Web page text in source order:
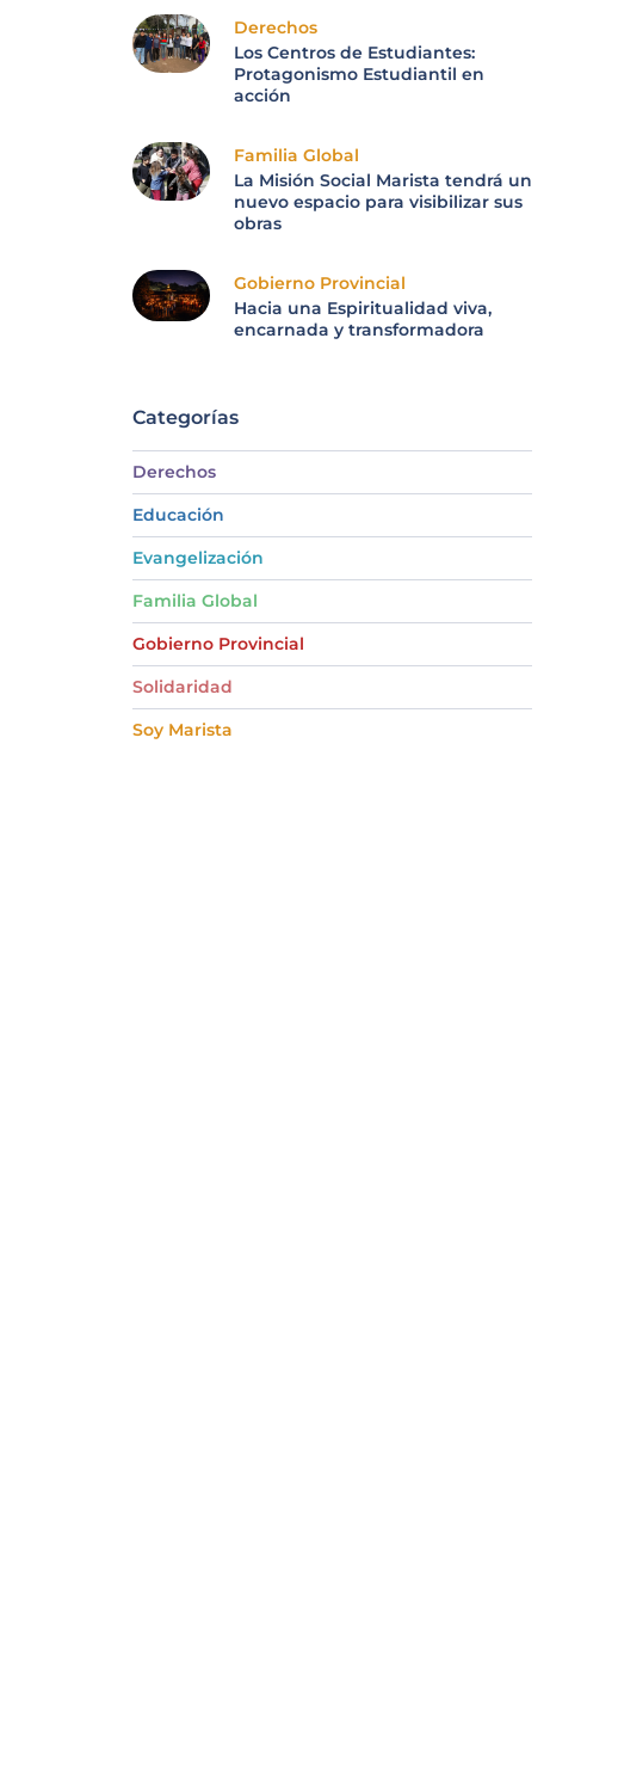
Derechos
Los Centros de Estudiantes:
Protagonismo Estudiantil en
acción
Familia Global
La Misión Social Marista tendrá un
nuevo espacio para visibilizar sus
obras
Gobierno Provincial
Hacia una Espiritualidad viva,
encarnada y transformadora
Categorías
Derechos
Educación
Evangelización
Familia Global
Gobierno Provincial
Solidaridad
Soy Marista